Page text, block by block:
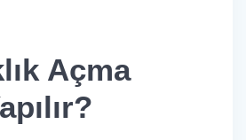
Açma